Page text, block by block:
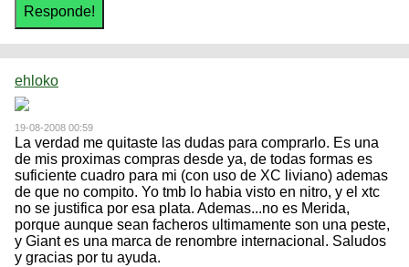
ehloko
19-08-2008 00:59
La verdad me quitaste las dudas para comprarlo. Es una
de mis proximas compras desde ya, de todas formas es
suficiente cuadro para mi (con uso de XC liviano) ademas
de que no compito. Yo tmb lo habia visto en nitro, y el xtc
no se justifica por esa plata. Ademas...no es Merida,
porque aunque sean facheros ultimamente son una peste,
y Giant es una marca de renombre internacional. Saludos
y gracias por tu ayuda.